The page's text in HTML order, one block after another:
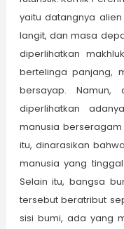
yaitu datangnya
langit, dan masa
diperlihatkan
bertelinga panjang,
bersayap.
diperlihatkan
manusia
itu, dinarasikan
manusia yang
Selain itu, bangsa
tersebut beratribut
sisi bumi, ada yang